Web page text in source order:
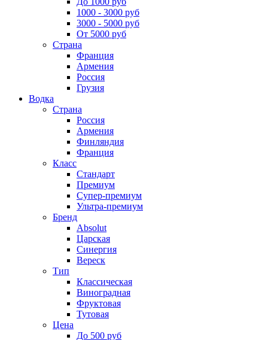
1000 - 3000 руб
3000 - 5000 руб
От 5000 руб
Страна
Франция
Армения
Россия
Грузия
Водка
Страна
Россия
Армения
Финляндия
Франция
Класс
Стандарт
Премиум
Супер-премиум
Ультра-премиум
Бренд
Absolut
Царская
Синергия
Вереск
Тип
Классическая
Виноградная
Фруктовая
Тутовая
Цена
До 500 руб